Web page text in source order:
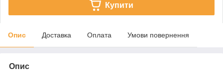
Купити
Опис Доставка Оплата Умови повернення
Опис